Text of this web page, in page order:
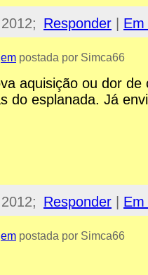
Responder
postada por Simca66
aquisição ou dor de
do esplanada. Já
Responder
postada por Simca66